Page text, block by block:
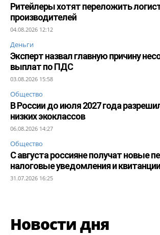
Ритейлеры хотят переложить
производителей
04.08.2026 12:12
Деньги
Эксперт назвал главную причину
выплат по ПДС
03.08.2026 15:58
Общество
В России до июля 2027 года
низких экоклассов
06.08.2026 14:27
Общество
С августа россияне получат новые
налоговые уведомления и квитанции
31.07.2026 16:25
Новости дня